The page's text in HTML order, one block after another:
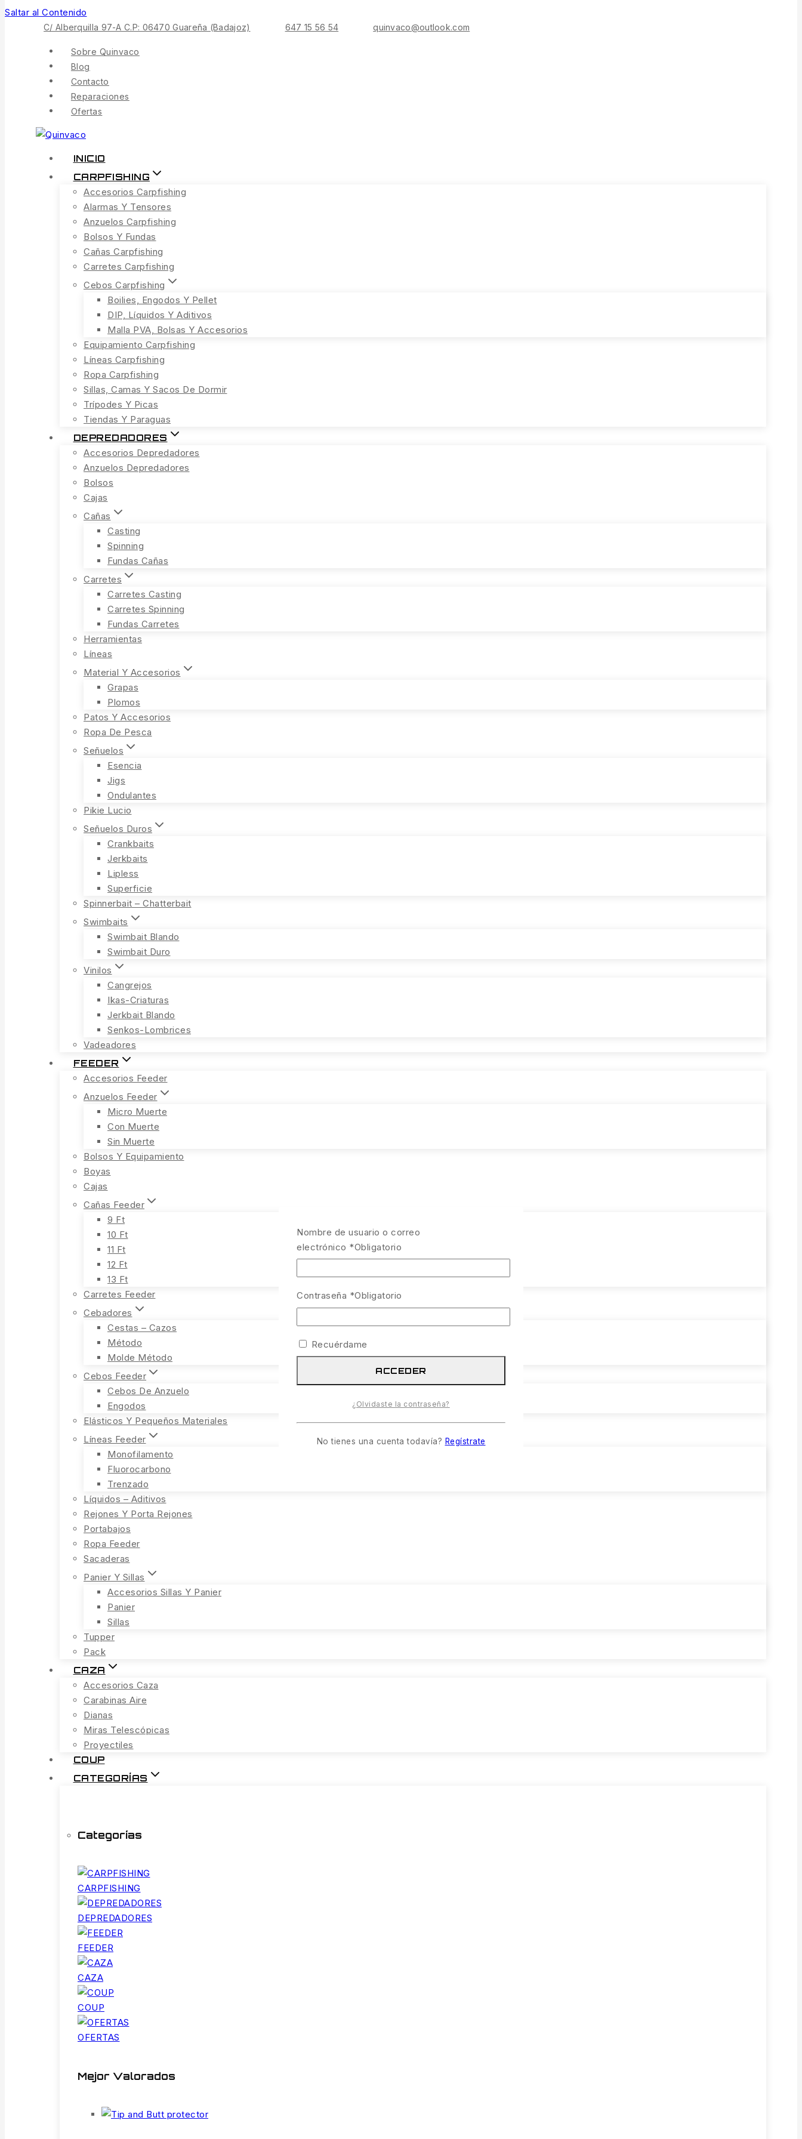
Saltar al Contenido
C/ Alberquilla 97-A C.P: 06470 Guareña (Badajoz) 647 15 56 54 quinvaco@outlook.com
Sobre Quinvaco
Blog
Contacto
Reparaciones
Ofertas
INICIO
CARPFISHING
Accesorios Carpfishing
Alarmas Y Tensores
Anzuelos Carpfishing
Bolsos Y Fundas
Cañas Carpfishing
Carretes Carpfishing
Cebos Carpfishing
Boilies, Engodos Y Pellet
DIP, Líquidos Y Aditivos
Malla PVA, Bolsas Y Accesorios
Equipamiento Carpfishing
Líneas Carpfishing
Ropa Carpfishing
Sillas, Camas Y Sacos De Dormir
Trípodes Y Picas
Tiendas Y Paraguas
DEPREDADORES
Accesorios Depredadores
Anzuelos Depredadores
Bolsos
Cajas
Cañas
Casting
Spinning
Fundas Cañas
Carretes
Carretes Casting
Carretes Spinning
Fundas Carretes
Herramientas
Líneas
Material Y Accesorios
Grapas
Plomos
Patos Y Accesorios
Ropa De Pesca
Señuelos
Esencia
Jigs
Ondulantes
Pikie Lucio
Señuelos Duros
Crankbaits
Jerkbaits
Lipless
Superficie
Spinnerbait – Chatterbait
Swimbaits
Swimbait Blando
Swimbait Duro
Vinilos
Cangrejos
Ikas-Criaturas
Jerkbait Blando
Senkos-Lombrices
Vadeadores
FEEDER
Accesorios Feeder
Anzuelos Feeder
Micro Muerte
Con Muerte
Sin Muerte
Bolsos Y Equipamiento
Boyas
Cajas
Cañas Feeder
9 Ft
10 Ft
11 Ft
12 Ft
13 Ft
Carretes Feeder
Cebadores
Cestas – Cazos
Método
Molde Método
Cebos Feeder
Cebos De Anzuelo
Engodos
Elásticos Y Pequeños Materiales
Líneas Feeder
Monofilamento
Fluorocarbono
Trenzado
Líquidos – Aditivos
Rejones Y Porta Rejones
Portabajos
Ropa Feeder
Sacaderas
Panier Y Sillas
Accesorios Sillas Y Panier
Panier
Sillas
Tupper
Pack
CAZA
Accesorios Caza
Carabinas Aire
Dianas
Miras Telescópicas
Proyectiles
COUP
CATEGORÍAS
Categorías
CARPFISHING
DEPREDADORES
FEEDER
CAZA
COUP
OFERTAS
Mejor Valorados
Nombre de usuario o correo
electrónico *Obligatorio
Contraseña *Obligatorio
Recuérdame
ACCEDER
¿Olvidaste la contraseña?
No tienes una cuenta todavía? Regístrate